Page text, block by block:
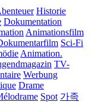
Historie
Dokumentation
Animationsfilm
Sci-Fi
Animation.
TV-
Werbung
Drame
Spot 가족